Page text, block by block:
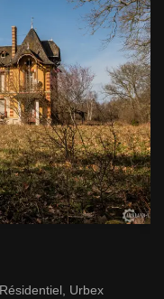
Résidentiel , Urbex